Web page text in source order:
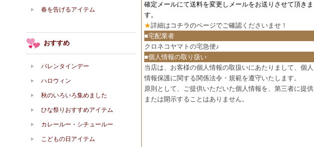
確定メールにて送料を変更しメールをお送りさせて頂きま
す。
★詳細は コチラのページでご確認 くださいませ！
■宅配業者
クロネコヤマトの宅急便♪
■個人情報の取り扱い
当店は、お客様の個人情報の取扱いにあたりまして、個人
情報保護に関する関係法令・規範を遵守いたします。
原則として、ご提供いただいた個人情報を、第三者に提供
または開示することはありません。
春を告げるアイテム
おすすめ
バレンタインデー
ハロウィン
秋のいろいろ集めました
ひな祭りおすすめアイテム
カレールー・シチュールー
こどもの日アイテム